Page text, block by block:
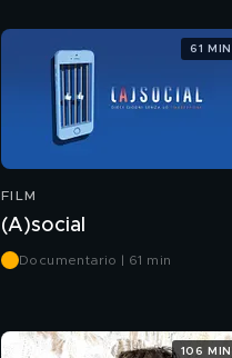
FILM
(A)social
Documentario | 61 min
61 MIN
106 MIN